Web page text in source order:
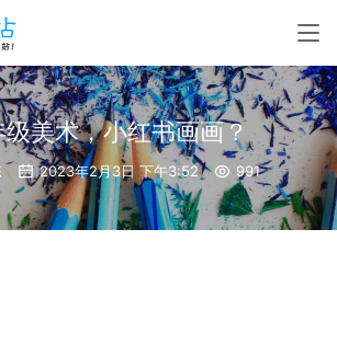
美术，小红书画画？
2023年2月3日 下午3:52 991